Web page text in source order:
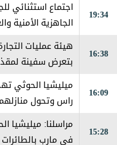
19:34
اجتماع استثنائي
الجاهزية الأمنية
16:38
هيئة عمليات
حريق على متنها
16:09
ميليشيا الحوثي
راس وتحول
15:28
مراسلنا: ميليشيا
في مارب بالطائرات